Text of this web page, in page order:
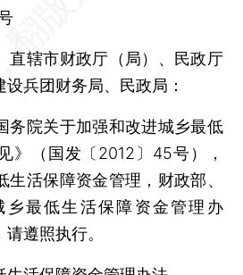
辖市财政厅（局）、民政厅
设兵团财务局、民政局：
院关于加强和改进城乡最低
》（国发〔2012〕45号），
活保障资金管理，财政部、
乡最低生活保障资金管理办
遵照执行。